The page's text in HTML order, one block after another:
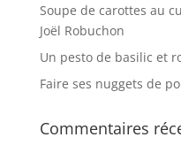
Soupe de carottes au
Joël Robuchon
Un pesto de basilic et
Faire ses nuggets de
Commentaires